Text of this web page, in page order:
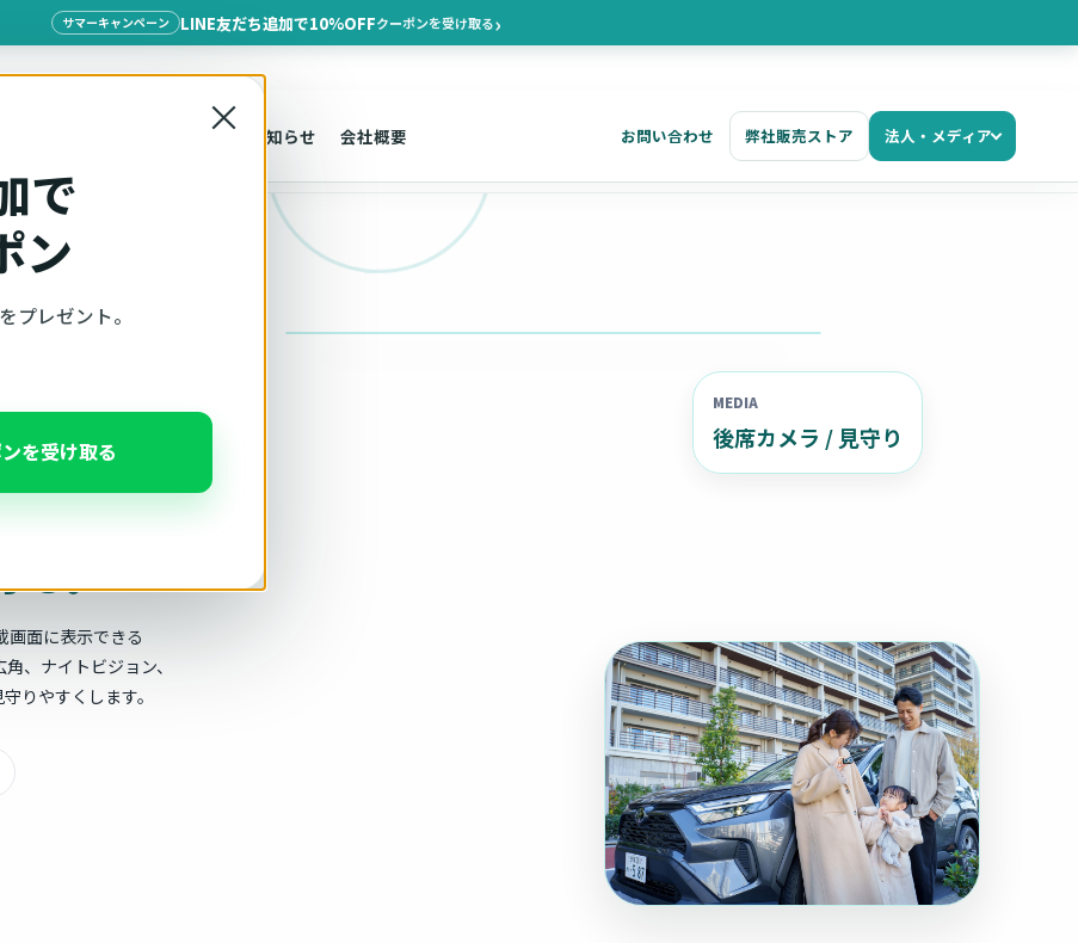
サマーキャンペーン LINE友だち追加で10%OFFクーポンを受け取る
×
で
ン
プレゼント。
を受け取る
サポート お知らせ 会社概要 お問い合わせ 弊社販売ストア
法人・メディア
る。
画面に表示できる
、ナイトビジョン、
りやすくします。
MEDIA
後席カメラ / 見守り